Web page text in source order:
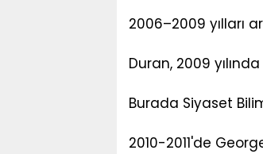
2006–2009 yılları
Duran, 2009
Burada Siyaset
2010-2011'de